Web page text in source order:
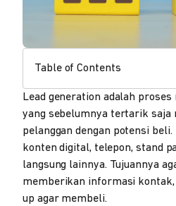
Table of Contents
Lead generation adalah proses
yang sebelumnya tertarik saja
pelanggan dengan potensi
konten digital, telepon, stand
langsung lainnya. Tujuannya
memberikan informasi
up agar membeli.